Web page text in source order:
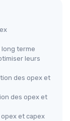
long terme
leurs
des opex et
des opex et
et capex